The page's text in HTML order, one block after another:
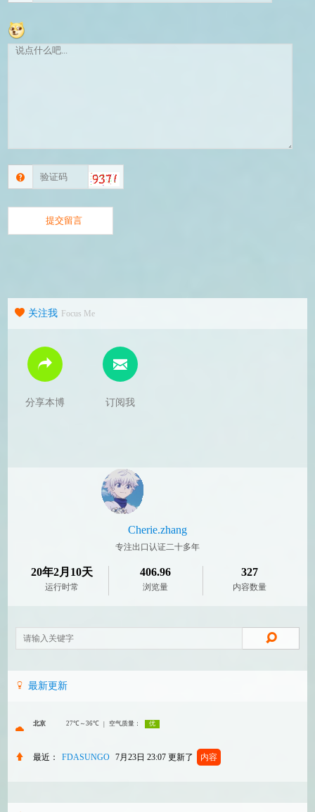
关注我 Focus Me
分享本博 订阅我
Cherie.zhang
专注出口认证二十多年
20年2月10天
运行时常
406.96
浏览量
327
内容数量
最新更新
最近： FDASUNGO 7月23日 23:07 更新了 内容